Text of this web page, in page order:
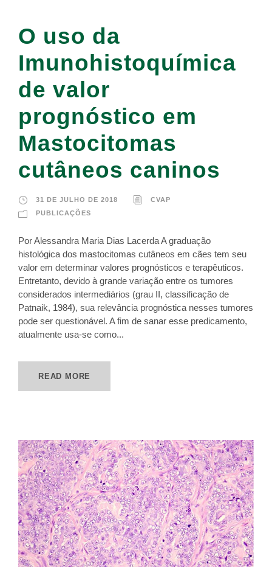
O uso da
Imunohistoquímica
de valor
prognóstico em
Mastocitomas
cutâneos caninos
31 DE JULHO DE 2018
CVAP
PUBLICAÇÕES
Por Alessandra Maria Dias Lacerda A graduação
histológica dos mastocitomas cutâneos em cães tem seu
valor em determinar valores prognósticos e terapêuticos.
Entretanto, devido à grande variação entre os tumores
considerados intermediários (grau II, classificação de
Patnaik, 1984), sua relevância prognóstica nesses tumores
pode ser questionável. A fim de sanar esse predicamento,
atualmente usa-se como...
READ MORE